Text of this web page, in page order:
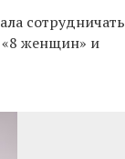
«8 женщин» и